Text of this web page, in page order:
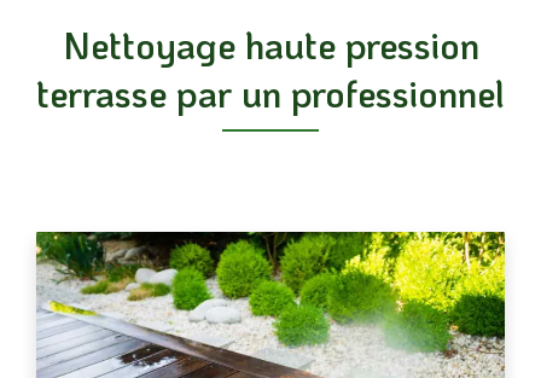
Nettoyage haute pression
terrasse par un professionnel